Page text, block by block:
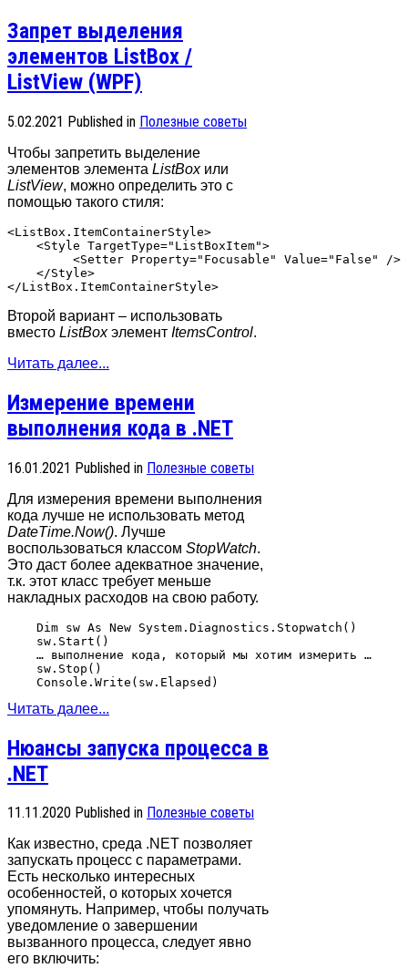
Запрет выделения
элементов ListBox /
ListView (WPF)
5.02.2021 Published in Полезные советы
Чтобы запретить выделение
элементов элемента ListBoxили
ListView, можно определить это с
помощью такого стиля:
<ListBox.ItemContainerStyle>
    <Style TargetType="ListBoxItem">
         <Setter Property="Focusable" Value="False" />
    </Style>
Второй вариант – использовать
вместо ListBoxэлемент ItemsControl.
Читать далее...
Измерение времени
выполнения кода в .NET
16.01.2021 Published in Полезные советы
Для измерения времени выполнения
кода лучше не использовать метод
DateTime.Now(). Лучше
воспользоваться классом StopWatch.
Это даст более адекватное значение,
т.к. этот класс требует меньше
накладных расходов на свою работу.
    Dim sw As New System.Diagnostics.Stopwatch()
    sw.Start()
    … выполнение кода, который мы хотим измерить …
    sw.Stop()
Читать далее...
Нюансы запуска процесса в
.NET
11.11.2020 Published in Полезные советы
Как известно, среда .NET позволяет
запускать процесс с параметрами.
Есть несколько интересных
особенностей, о которых хочется
упомянуть. Например, чтобы получать
уведомление о завершении
вызванного процесса, следует явно
его включить: